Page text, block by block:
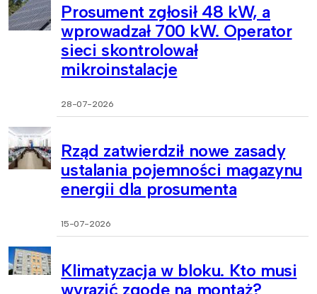
Prosument zgłosił 48 kW, a
wprowadzał 700 kW. Operator
sieci skontrolował
mikroinstalacje
28-07-2026
Rząd zatwierdził nowe zasady
ustalania pojemności magazynu
energii dla prosumenta
15-07-2026
Klimatyzacja w bloku. Kto musi
wyrazić zgodę na montaż?